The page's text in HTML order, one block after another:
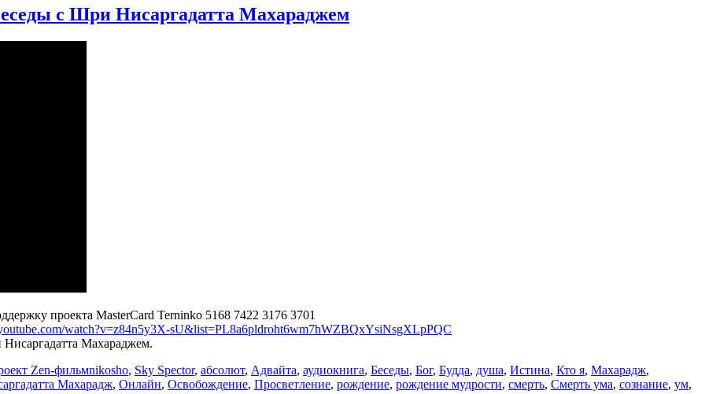
Ничто
не
с Шри Нисаргадаттa Махараджем
проекта MasterCard Terninko 5168 7422 3176 3701
watch?v=z84n5y3X-sU&list=PL8a6pldroht6wm7hWZBQxYsiNsgXLpPQC
Махараджем.
Zen-фильмМетки
nikosho, Sky Spector, абсолют, Адвайта, аудиокнига, Беседы, Бог, Будда, душа, Истина, Кто я, Махарадж,
Махарадж, Онлайн, Освобождение, Просветление, рождение, рождение мудрости, смерть, Смерть ума, сознание, ум,